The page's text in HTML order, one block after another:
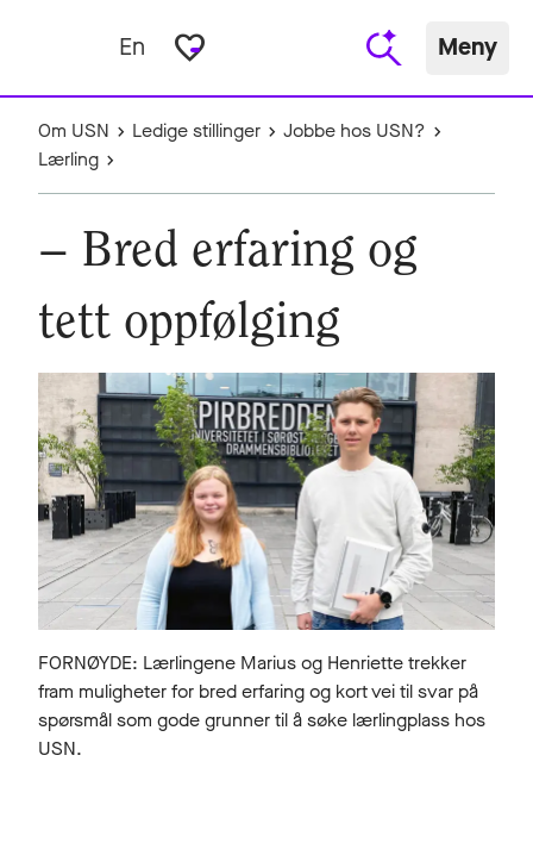
En favorite_border Meny
Om USN Ledige stillinger
Jobbe hos USN?
Lærling
– Bred erfaring og
tett oppfølging
FORNØYDE: Lærlingene Marius og Henriette trekker
fram muligheter for bred erfaring og kort vei til svar på
spørsmål som gode grunner til å søke lærlingplass hos
USN.